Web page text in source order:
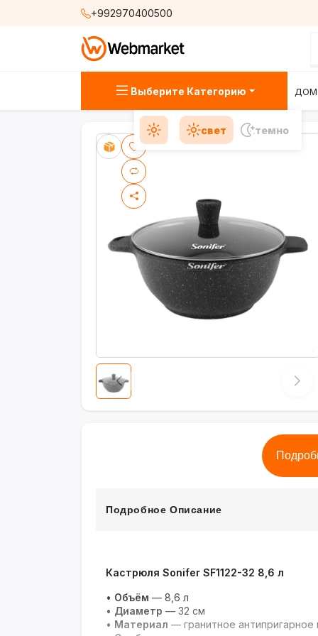
+992970400500
Выберите Категорию ДОМ
свет темно
Подробное Описание
Кастрюля Sonifer SF1122-32 8,6 л
• Объём — 8,6 л
• Диаметр — 32 см
• Материал — гранитное антипригарное